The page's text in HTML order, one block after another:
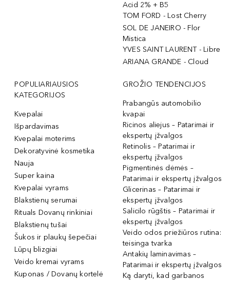
Acid 2% + B5
TOM FORD - Lost Cherry
SOL DE JANEIRO - Flor
Mistica
YVES SAINT LAURENT - Libre
ARIANA GRANDE - Cloud
POPULIARIAUSIOS
KATEGORIJOS
Kvepalai
Išpardavimas
Kvepalai moterims
Dekoratyvinė kosmetika
Nauja
Super kaina
Kvepalai vyrams
Blakstienų serumai
Rituals Dovanų rinkiniai
Blakstienų tušai
Šukos ir plaukų šepečiai
Lūpų blizgiai
Veido kremai vyrams
Kuponas / Dovanų kortelė
GROŽIO TENDENCIJOS
Prabangūs automobilio
kvapai
Ricinos aliejus – Patarimai ir
ekspertų įžvalgos
Retinolis – Patarimai ir
ekspertų įžvalgos
Pigmentinės dėmės –
Patarimai ir ekspertų įžvalgos
Glicerinas – Patarimai ir
ekspertų įžvalgos
Salicilo rūgštis – Patarimai ir
ekspertų įžvalgos
Veido odos priežiūros rutina:
teisinga tvarka
Antakių laminavimas –
Patarimai ir ekspertų įžvalgos
Ką daryti, kad garbanos